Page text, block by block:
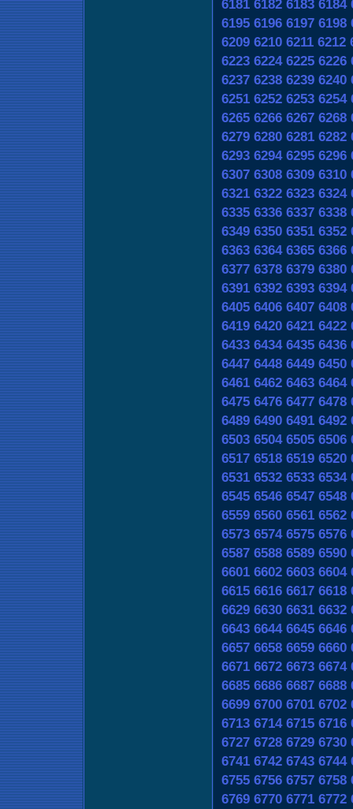
6181 6182 6183 6184
6195 6196 6197 6198
6209 6210 6211 6212
6223 6224 6225 6226
6237 6238 6239 6240
6251 6252 6253 6254
6265 6266 6267 6268
6279 6280 6281 6282
6293 6294 6295 6296
6307 6308 6309 6310
6321 6322 6323 6324
6335 6336 6337 6338
6349 6350 6351 6352
6363 6364 6365 6366
6377 6378 6379 6380
6391 6392 6393 6394
6405 6406 6407 6408
6419 6420 6421 6422
6433 6434 6435 6436
6447 6448 6449 6450
6461 6462 6463 6464
6475 6476 6477 6478
6489 6490 6491 6492
6503 6504 6505 6506
6517 6518 6519 6520
6531 6532 6533 6534
6545 6546 6547 6548
6559 6560 6561 6562
6573 6574 6575 6576
6587 6588 6589 6590
6601 6602 6603 6604
6615 6616 6617 6618
6629 6630 6631 6632
6643 6644 6645 6646
6657 6658 6659 6660
6671 6672 6673 6674
6685 6686 6687 6688
6699 6700 6701 6702
6713 6714 6715 6716
6727 6728 6729 6730
6741 6742 6743 6744
6755 6756 6757 6758
6769 6770 6771 6772